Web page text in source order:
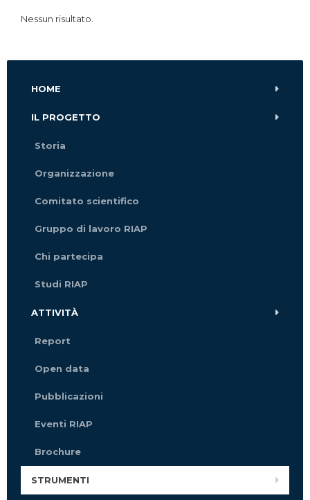
Nessun risultato.
HOME
IL PROGETTO
Storia
Organizzazione
Comitato scientifico
Gruppo di lavoro RIAP
Chi partecipa
Studi RIAP
ATTIVITÀ
Report
Open data
Pubblicazioni
Eventi RIAP
Brochure
STRUMENTI